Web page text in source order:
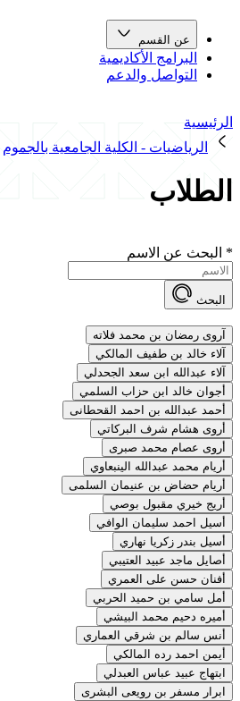
عن القسم
البرامج الأكاديمية
التواصل والدعم
الرئيسية
الرياضيات - الكلية الجامعية بالجموم
الطلاب
* البحث عن الاسم
البحث
آروى رمضان بن محمد فلاته
آلاء خالد بن طفيف المالكي
آلاء عبدالله ابن سعد الجحدلي
أجوان خالد ابن حزاب السلمي
أحمد عبدالله بن احمد القحطانى
أروى هشام شرف البركاتي
أروى عصام محمد صبرى
أريام محمد عبدالله الينبعاوي
أريام حضاض بن عنيمان السلمى
أريج خيري مقبول بوصي
أسيل احمد سليمان الوافي
أسيل بندر زكريا نهاري
أصايل ماجد عبيد العتيبي
أفنان حسن على العمري
أمل سامي بن حميد الحربي
أميره دحيم محمد البيشي
أنس سالم بن شرقي العماري
أيمن احمد رده المالكي
ابتهاج عبيد عباس العبدلي
ابرار مسفر بن رويعى البشرى